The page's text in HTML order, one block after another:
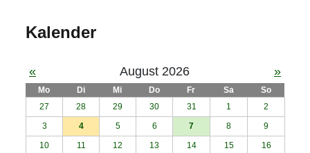
Kalender
« August 2026 »
Mo Di Mi Do Fr Sa
So
27
28 29 30 31 1
2
3
4 5 6 7 8
9
10
11 12 13 14 15
16